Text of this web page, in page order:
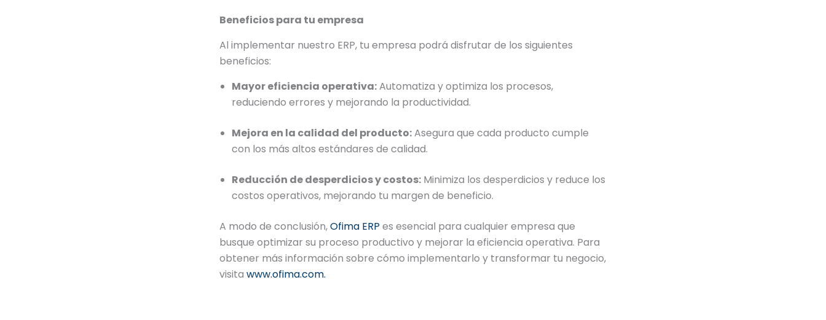
Beneficios para tu empresa
Al implementar nuestro ERP, tu empresa podrá disfrutar de los siguientes
beneficios:
Mayor eficiencia operativa:Automatiza y optimiza los procesos,
reduciendo errores y mejorando la productividad.
Mejora en la calidad del producto:Asegura que cada producto cumple
con los más altos estándares de calidad.
Reducción de desperdicios y costos: Minimiza los desperdicios y reduce los
costos operativos, mejorando tu margen de beneficio.
A modo de conclusión,Ofima ERP es esencial para cualquier empresa que
busque optimizar su proceso productivo y mejorar la eficiencia operativa. Para
obtener más información sobre cómo implementarlo y transformar tu negocio,
visita www.ofima.com.